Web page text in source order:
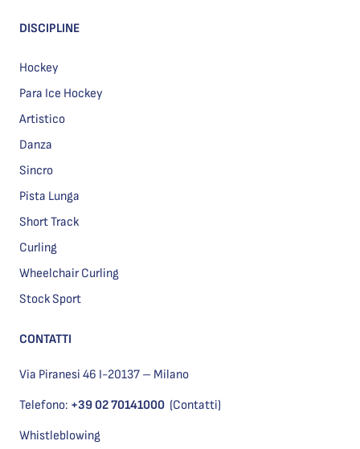
DISCIPLINE
Hockey
Para Ice Hockey
Artistico
Danza
Sincro
Pista Lunga
Short Track
Curling
Wheelchair Curling
Stock Sport
CONTATTI
Via Piranesi 46 I-20137 – Milano
Telefono: +39 02 70141000 (Contatti)
Whistleblowing